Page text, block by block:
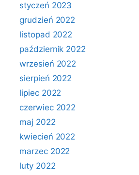
styczeń 2023
grudzień 2022
listopad 2022
październik 2022
wrzesień 2022
sierpień 2022
lipiec 2022
czerwiec 2022
maj 2022
kwiecień 2022
marzec 2022
luty 2022